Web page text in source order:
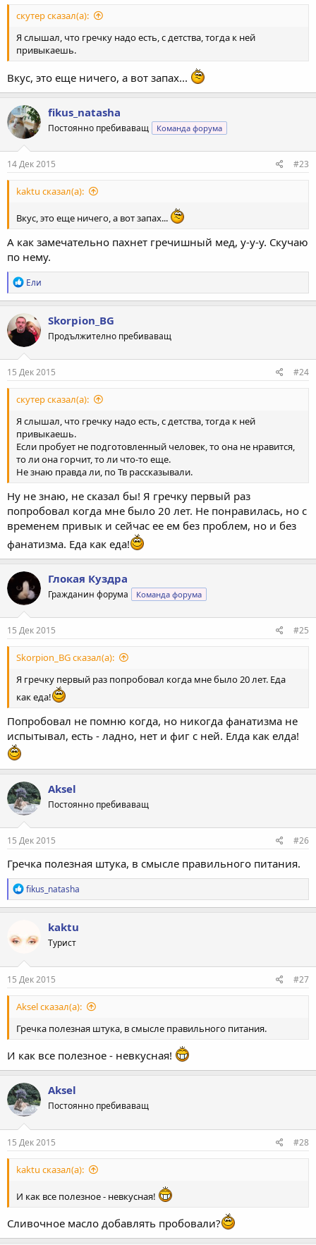
скутер сказал(а):
Я слышал, что гречку надо есть, с детства, тогда к ней
привыкаешь.
Вкус, это еще ничего, а вот запах...
fikus_natasha
Постоянно пребиваващ Команда форума
14 Дек 2015 #23
kaktu сказал(а):
Вкус, это еще ничего, а вот запах...
А как замечательно пахнет гречишный мед, у-у-у. Скучаю
по нему.
Р
е
а
к
ц
и
:
Ели
Skorpion_BG
Продължително пребиваващ
15 Дек 2015 #24
скутер сказал(а):
Я слышал, что гречку надо есть, с детства, тогда к ней
привыкаешь.
Если пробует не подготовленный человек, то она не нравится,
то ли она горчит, то ли что-то еще.
Не знаю правда ли, по Тв рассказывали.
Ну не знаю, не сказал бы! Я гречку первый раз
попробовал когда мне было 20 лет. Не понравилась, но с
временем привык и сейчас ее ем без проблем, но и без
фанатизма. Еда как еда!
Глокая Куздра
Гражданин форума Команда форума
15 Дек 2015 #25
Skorpion_BG сказал(а):
Я гречку первый раз попробовал когда мне было 20 лет. Еда
как еда!
Попробовал не помню когда, но никогда фанатизма не
испытывал, есть - ладно, нет и фиг с ней. Елда как елда!
Aksel
Постоянно пребиваващ
15 Дек 2015 #26
Гречка полезная штука, в смысле правильного питания.
Р
е
а
ц
и
:
fikus_natasha
kaktu
Турист
15 Дек 2015 #27
Aksel сказал(а):
Гречка полезная штука, в смысле правильного питания.
И как все полезное - невкусная!
Aksel
Постоянно пребиваващ
15 Дек 2015 #28
kaktu сказал(а):
И как все полезное - невкусная!
Сливочное масло добавлять пробовали?